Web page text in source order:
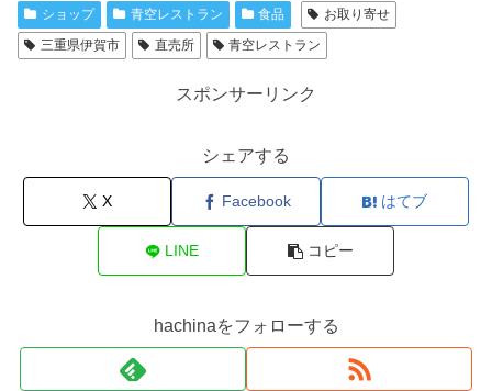
ショップ 青空レストラン 食品
お取り寄せ
三重県伊賀市
直売所 青空レストラン
スポンサーリンク
シェアする
X Facebook はてブ
LINE コピー
hachinaをフォローする